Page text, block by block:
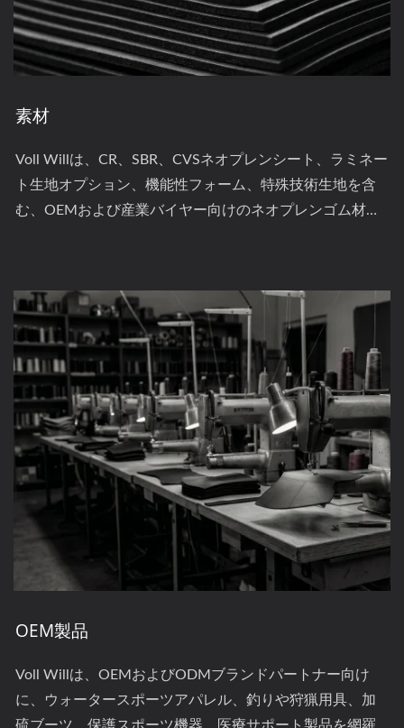
素材
Voll Willは、CR、SBR、CVSネオプレンシート、ラミネー
ト生地オプション、機能性フォーム、特殊技術生地を含
む、OEMおよび産業バイヤー向けのネオプレンゴム材料
造ラインに必要な生のまたは半製品のネオプレンコンポ
ーネントを必要とする顧客にサービスを提供します。 私
たちの技術チームは、材料選定、カスタムラミネーショ
ン、そしてすべての生産バッチで一貫した品質の大量供
給をサポートします。 生産ラインのためにネオプレン材
料を調達している場合、初期サンプルから大量納品ま
で、仕様に応じてサポートする準備が整っています。
OEM製品
Voll Willは、OEMおよびODMブランドパートナー向け
に、ウォータースポーツアパレル、釣りや狩猟用具、加